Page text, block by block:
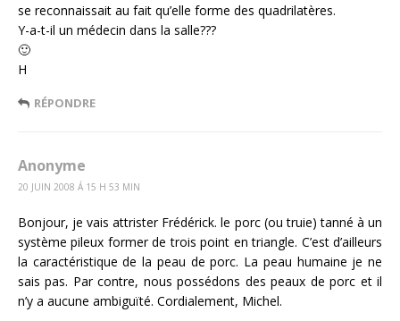
se reconnaissait au fait qu’elle forme des quadrilatères.
Y-a-t-il un médecin dans la salle???
🙂
H
RÉPONDRE
Anonyme
20 JUIN 2008 Á 15 H 53 MIN
Bonjour, je vais attrister Frédérick. le porc (ou truie) tanné à un
système pileux former de trois point en triangle. C’est d’ailleurs
la caractéristique de la peau de porc. La peau humaine je ne
sais pas. Par contre, nous possédons des peaux de porc et il
n’y a aucune ambiguïté. Cordialement, Michel.